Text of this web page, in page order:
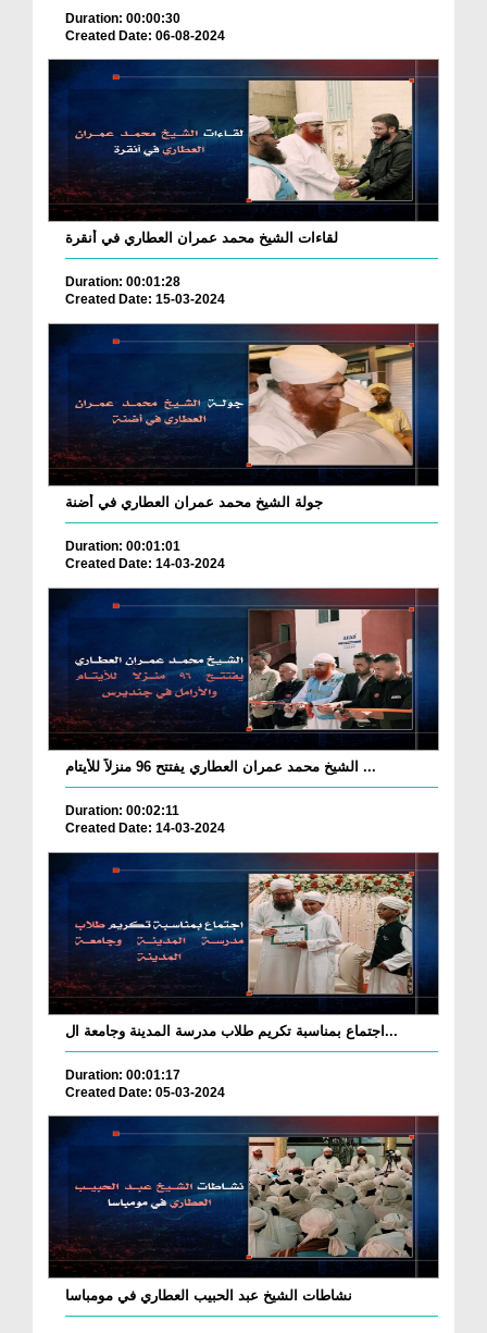
Duration: 00:00:30
Created Date: 06-08-2024
لقاءات الشيخ محمد عمران العطاري في أنقرة
Duration: 00:01:28
Created Date: 15-03-2024
جولة الشيخ محمد عمران العطاري في أضنة
Duration: 00:01:01
Created Date: 14-03-2024
الشيخ محمد عمران العطاري يفتتح 96 منزلاً للأيتام ...
Duration: 00:02:11
Created Date: 14-03-2024
اجتماع بمناسبة تكريم طلاب مدرسة المدينة وجامعة ال...
Duration: 00:01:17
Created Date: 05-03-2024
نشاطات الشيخ عبد الحبيب العطاري في مومباسا